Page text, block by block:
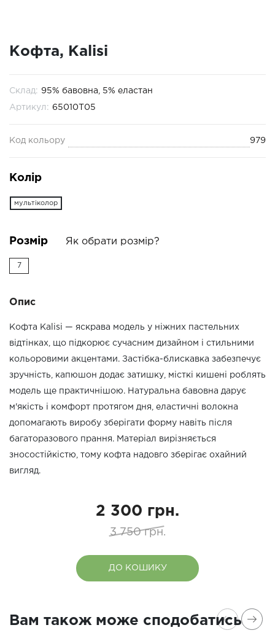
Кофта, Kalisi
Склад: 95% бавовна, 5% еластан
Артикул: 65010Т05
Код кольору 979
Колір
мультіколор
Розмір Як обрати розмір?
7
Опис
Кофта Kalisi — яскрава модель у ніжних пастельних
відтінках, що підкорює сучасним дизайном і стильними
кольоровими акцентами. Застібка-блискавка забезпечує
зручність, капюшон додає затишку, місткі кишені роблять
модель ще практичнішою. Натуральна бавовна дарує
м'якість і комфорт протягом дня, еластичні волокна
допомагають виробу зберігати форму навіть після
багаторазового прання. Матеріал вирізняється
зносостійкістю, тому кофта надовго зберігає охайний
вигляд.
2 300 грн.
3 750 грн.
ДО КОШИКУ
Вам також може сподобатись